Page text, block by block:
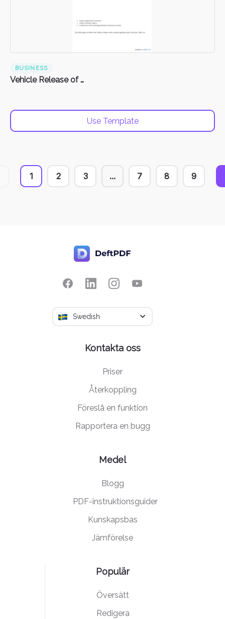
BUSINESS
Vehicle Release of Liability Form
Use Template
1 2 3 ... 7 8 9
Swedish
Kontakta oss
Priser
Återkoppling
Föreslå en funktion
Rapportera en bugg
Medel
Blogg
PDF-instruktionsguider
Kunskapsbas
Jämförelse
Populär
Översätt
Redigera